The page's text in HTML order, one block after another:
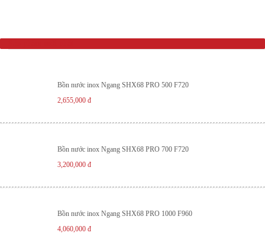
Bồn nước inox Ngang SHX68 PRO 500 F720
2,655,000đ
Bồn nước inox Ngang SHX68 PRO 700 F720
3,200,000đ
Bồn nước inox Ngang SHX68 PRO 1000 F960
4,060,000đ